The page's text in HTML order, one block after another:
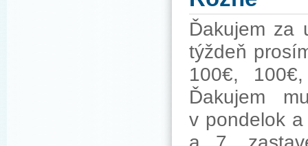
Ďakujem za
týždeň
100€,
Ďakujem
v pondelok